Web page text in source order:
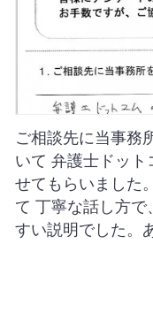
ご相談先に当事務
いて 弁護士ドッ
せてもらいました
て 丁寧な話し方で
すい説明でした。